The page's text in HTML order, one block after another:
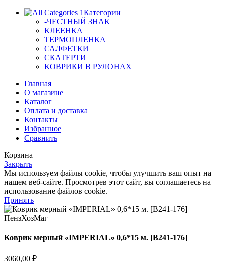
Категории
-ЧЕСТНЫЙ ЗНАК
КЛЕЕНКА
ТЕРМОПЛЕНКА
САЛФЕТКИ
СКАТЕРТИ
КОВРИКИ В РУЛОНАХ
Главная
О магазине
Каталог
Оплата и доставка
Контакты
Избранное
Сравнить
Корзина
Закрыть
Мы используем файлы cookie, чтобы улучшить ваш опыт на
нашем веб-сайте. Просмотрев этот сайт, вы соглашаетесь на
использование файлов cookie.
Принять
Коврик мерный «IMPERIAL» 0,6*15 м. [B241-176]
3060,00 ₽